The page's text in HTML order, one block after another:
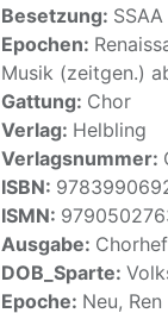
Besetzung: SSAA
Epochen:
Musik (zeitgen.)
Gattung: Chor
Verlag: Helbling
Verlagsnummer:
ISBN:
ISMN:
Ausgabe:
DOB_Sparte:
Epoche: Neu, Ren